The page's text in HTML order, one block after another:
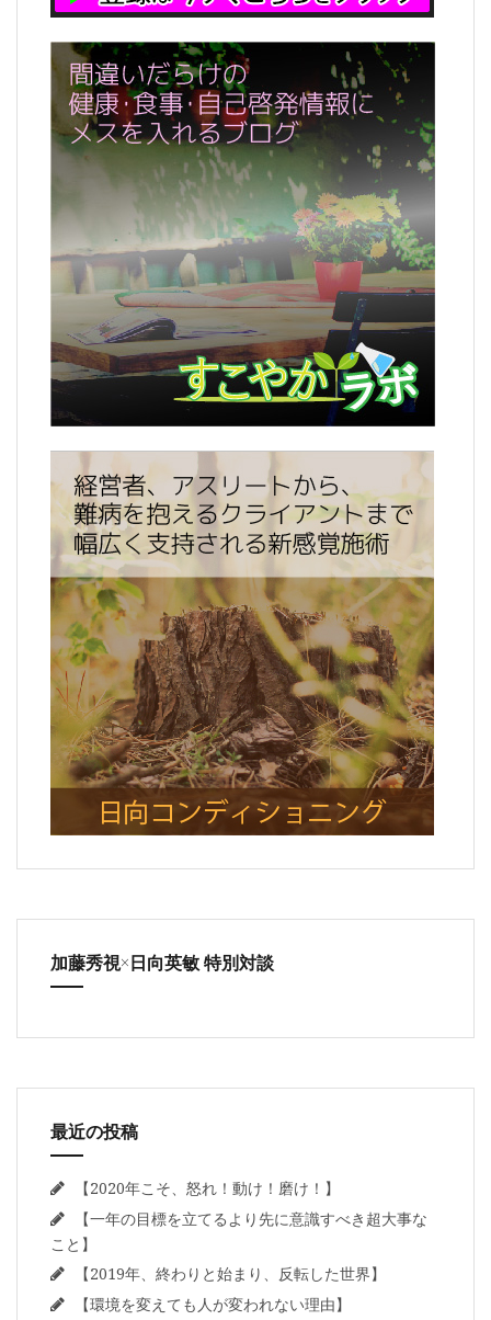
加藤秀視×日向英敏 特別対談
最近の投稿
【2020年こそ、怒れ！動け！磨け！】
【一年の目標を立てるより先に意識すべき超大事な
こと】
【2019年、終わりと始まり、反転した世界】
【環境を変えても人が変われない理由】